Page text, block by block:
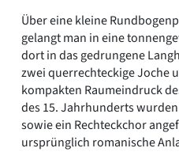
Über eine kleine
gelangt man in eine
dort in das gedrungene
zwei querrechteckige Joche
kompakten Raumeindruck
des 15. Jahrhunderts
sowie ein Rechteckchor
ursprünglich romanische